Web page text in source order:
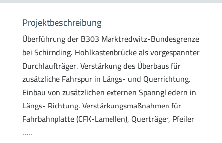
Projektbeschreibung
Überführung der B303 Marktredwitz-Bundesgrenze
bei Schirnding. Hohlkastenbrücke als vorgespannter
Durchlaufträger. Verstärkung des Überbaus für
zusätzliche Fahrspur in Längs- und Querrichtung.
Einbau von zusätzlichen externen Spanngliedern in
Längs- Richtung. Verstärkungsmaßnahmen für
Fahrbahnplatte (CFK-Lamellen), Querträger, Pfeiler
…..